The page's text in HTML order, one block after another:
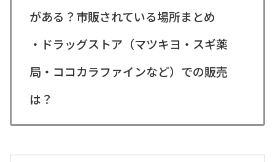
がある？市販されている場所まとめ
・ドラッグストア（マツキヨ・スギ薬
局・ココカラファインなど）での販売
は？